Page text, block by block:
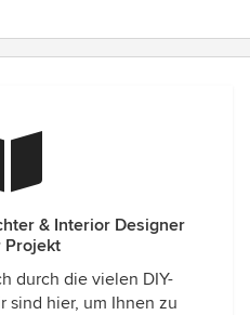
& Interior Designer
Projekt
durch die vielen DIY-
sind hier, um Ihnen zu